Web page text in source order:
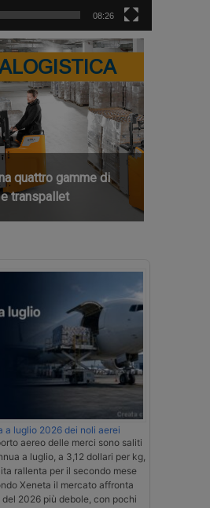
08:26
quattro gamme di
transpallet
a luglio 2026 dei noli aerei
aereo delle merci sono saliti
a luglio, a 3,12 dollari per kg,
rallenta per il secondo mese
Xeneta il mercato affronta
2026 più debole, con pochi